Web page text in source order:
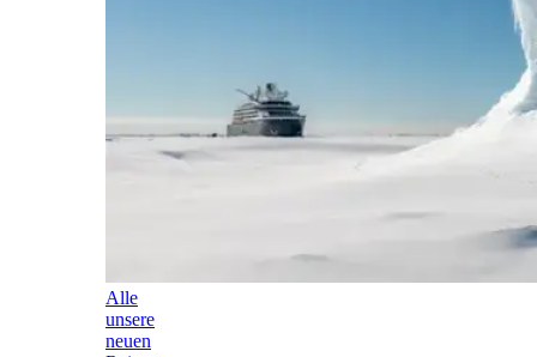
Alle
unsere
neuen